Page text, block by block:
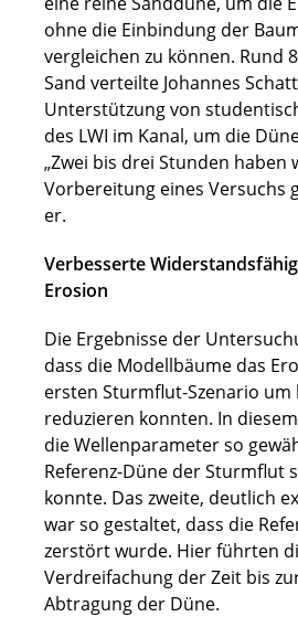
ohne die Einbindung der
vergleichen zu können. Rund
Sand verteilte Johannes
Unterstützung von
des LWI im Kanal, um die
„Zwei bis drei Stunden haben
Vorbereitung eines Versuchs
er.
Verbesserte
Erosion
Die Ergebnisse der
dass die Modellbäume das
ersten Sturmflut-Szenario um
reduzieren konnten. In
die Wellenparameter so
Referenz-Düne der Sturmflut
konnte. Das zweite, deutlich
war so gestaltet, dass die
zerstört wurde. Hier führten
Verdreifachung der Zeit bis
Abtragung der Düne.